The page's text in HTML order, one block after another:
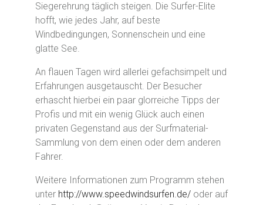
Siegerehrung täglich steigen. Die Surfer-Elite
hofft, wie jedes Jahr, auf beste
Windbedingungen, Sonnenschein und eine
glatte See.
An flauen Tagen wird allerlei gefachsimpelt und
Erfahrungen ausgetauscht. Der Besucher
erhascht hierbei ein paar glorreiche Tipps der
Profis und mit ein wenig Glück auch einen
privaten Gegenstand aus der Surfmaterial-
Sammlung von dem einen oder dem anderen
Fahrer.
Weitere Informationen zum Programm stehen
unter http://www.speedwindsurfen.de/ oder auf